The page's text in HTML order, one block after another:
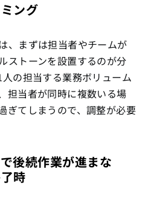
ング
、まずは担当者やチームが
ストーンを設置するのが分
の担当する業務ボリューム
担当者が同時に複数いる場
ぎてしまうので、調整が必要
後続作業が進まな
時